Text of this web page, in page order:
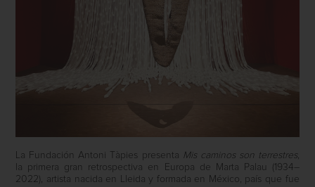
La Fundación Antoni Tàpies presenta Mis caminos son terrestres,
la primera gran retrospectiva en Europa de Marta Palau (1934–
2022), artista nacida en Lleida y formada en México, país que fue